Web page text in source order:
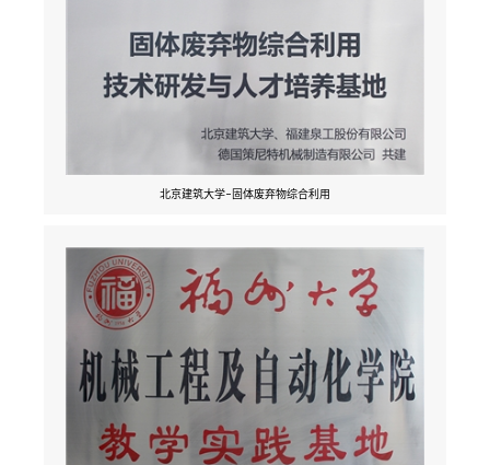
北京建筑大学-固体废弃物综合利用